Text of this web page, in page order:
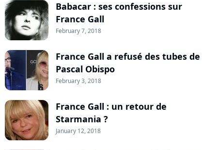
Babacar : ses confessions sur
France Gall
February 7, 2018
France Gall a refusé des tubes de
Pascal Obispo
February 3, 2018
France Gall : un retour de
Starmania ?
January 12, 2018